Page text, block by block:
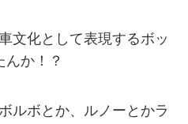
文化として表現するボッ
んか！？
ルボとか、ルノーとかラ